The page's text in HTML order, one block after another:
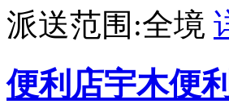
派送范围:全境
便利店宇木便